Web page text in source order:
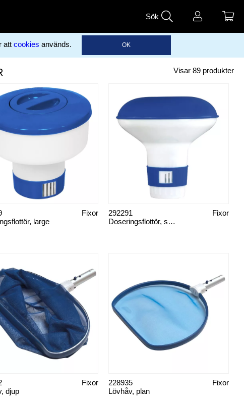
Sök
att cookies används. OK
Visar 89 produkter
large
Fixor
Doseringsflottör, small
Fixor
292291
djup
Fixor
Lövhåv, plan
Fixor
228935